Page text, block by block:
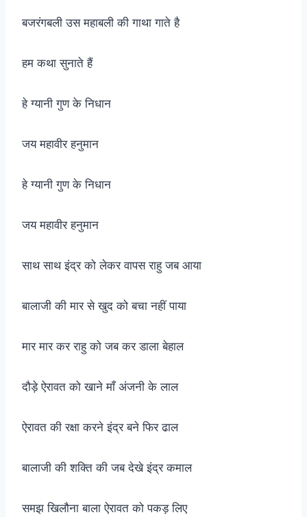
बजरंगबली उस महाबली की गाथा गाते है
हम कथा सुनाते हैं
हे ग्यानी गुण के निधान
जय महावीर हनुमान
हे ग्यानी गुण के निधान
जय महावीर हनुमान
साथ साथ इंद्र को लेकर वापस राहु जब आया
बालाजी की मार से खुद को बचा नहीं पाया
मार मार कर राहु को जब कर डाला बेहाल
दौड़े ऐरावत को खाने माँ अंजनी के लाल
ऐरावत की रक्षा करने इंद्र बने फिर ढाल
बालाजी की शक्ति की जब देखे इंद्र कमाल
समझ खिलौना बाला ऐरावत को पकड़ लिए